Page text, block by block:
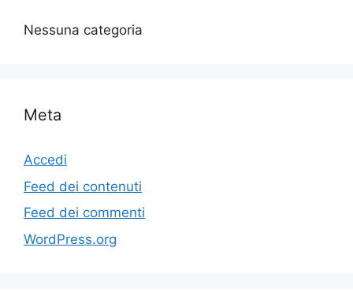
Nessuna categoria
Meta
Accedi
Feed dei contenuti
Feed dei commenti
WordPress.org